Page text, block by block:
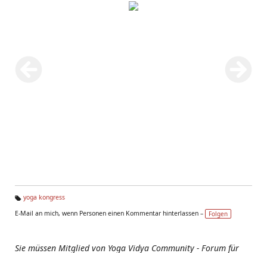
g
yoga kongress
E-Mail an mich, wenn Personen einen Kommentar hinterlassen –
Folgen
Sie müssen Mitglied von Yoga Vidya Community - Forum für